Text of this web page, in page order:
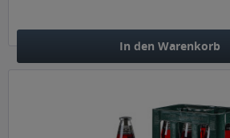
In den Warenkorb